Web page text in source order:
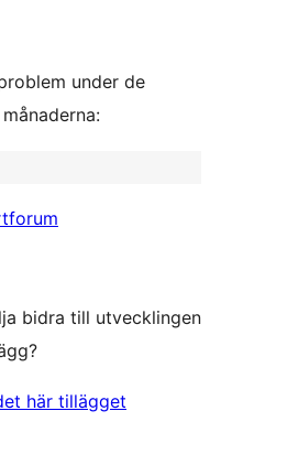
under de
bidra till utvecklingen
här tillägget